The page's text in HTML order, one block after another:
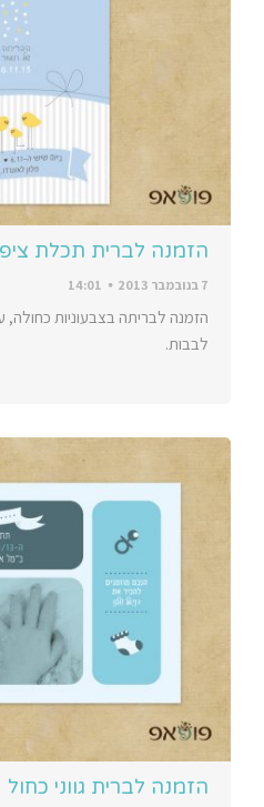
הזמנה לברית תכלת
7 בנובמבר 2013 14:01
הזמנה לבריתה בצבעוניות כחולה,
לבבות.
הזמנה לברית גווני כחול